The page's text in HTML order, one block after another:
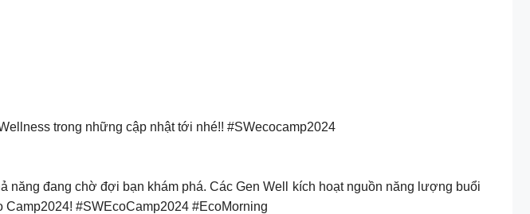
trong những cập nhật tới nhé!! #SWecocamp2024
đang chờ đợi bạn khám phá. Các Gen Well kích hoạt nguồn năng lượng buổi
#SWEcoCamp2024 #EcoMorning